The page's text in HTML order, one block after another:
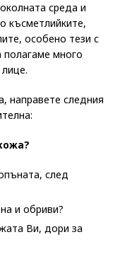
среда и
късметлийките,
особено тези с
много
направете следния
след
и обриви?
Ви, дори за